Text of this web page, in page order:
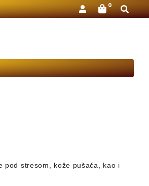
0
pod stresom, kože pušača, kao i